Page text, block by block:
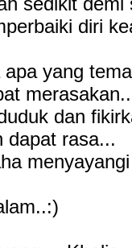
diri
apa yang
dan
dapat rasa...